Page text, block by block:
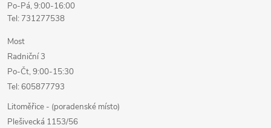
Po-Pá, 9:00-16:00
Tel: 731277538
Most
Radniční 3
Po-Čt, 9:00-15:30
Tel: 605877793
Litoměřice - (poradenské místo)
Plešivecká 1153/56